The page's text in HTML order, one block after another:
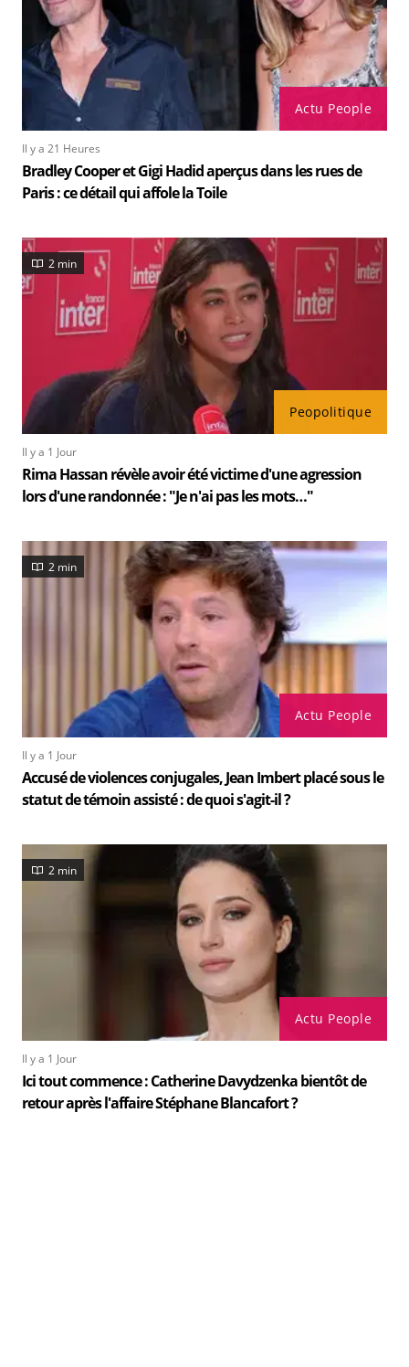
Actu People
Il y a 21 Heures
Bradley Cooper et Gigi Hadid aperçus dans les rues de
Paris : ce détail qui affole la Toile
Peopolitique
2 min
Il y a 1 Jour
Rima Hassan révèle avoir été victime d'une agression
lors d'une randonnée : "Je n'ai pas les mots…"
Actu People
2 min
Il y a 1 Jour
Accusé de violences conjugales, Jean Imbert placé sous le
statut de témoin assisté : de quoi s'agit-il ?
Actu People
2 min
Il y a 1 Jour
Ici tout commence : Catherine Davydzenka bientôt de
retour après l'affaire Stéphane Blancafort ?